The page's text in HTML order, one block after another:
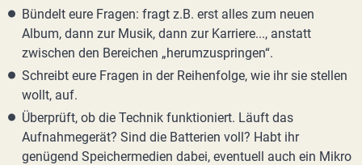
Bündelt eure Fragen: fragt z.B. erst alles zum neuen
Album, dann zur Musik, dann zur Karriere..., anstatt
zwischen den Bereichen „herumzuspringen“.
Schreibt eure Fragen in der Reihenfolge, wie ihr sie stellen
wollt, auf.
Überprüft, ob die Technik funktioniert. Läuft das
Aufnahmegerät? Sind die Batterien voll? Habt ihr
genügend Speichermedien dabei, eventuell auch ein Mikro